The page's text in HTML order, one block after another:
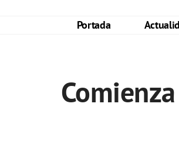
Portada